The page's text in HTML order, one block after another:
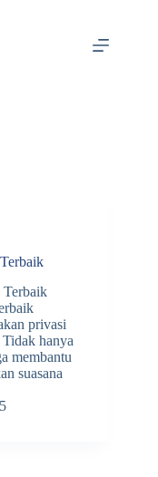
Terbaik
privasi
hanya
membantu
suasana